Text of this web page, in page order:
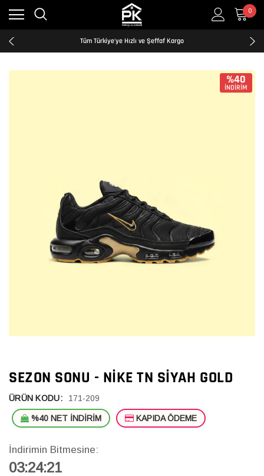
0
Kredi Kartına Taksit İmkanı
2500₺ ve Üzeri Ücretsiz Kargo
Tüm Türkiye'ye Hızlı ve Şeffaf Kargo
Kredi Kartına Taksit İmkanı
%40
İNDİRİM
SEZON SONU - NIKE TN SIYAH GOLD
ÜRÜN KODU: 171-209
%40 NET İNDİRİM KAPIDA ÖDEME
İndirimin Bitmesine:
03:24:20